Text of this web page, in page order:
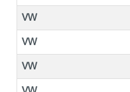
VW
VW
VW